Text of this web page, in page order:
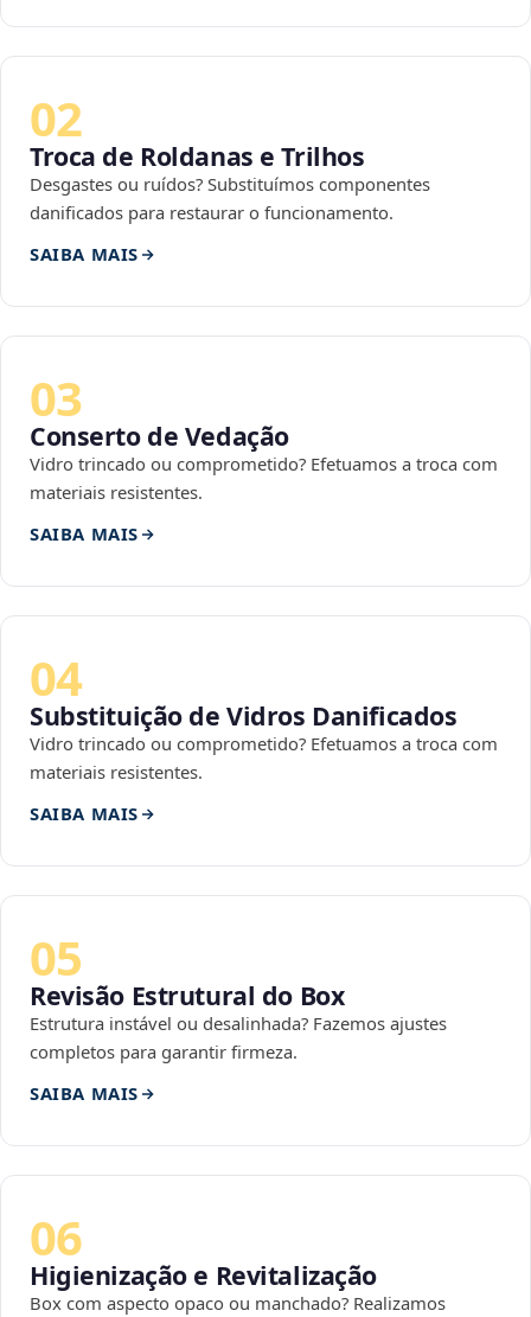
02
Troca de Roldanas e Trilhos
Desgastes ou ruídos? Substituímos componentes
danificados para restaurar o funcionamento.
SAIBA MAIS
03
Conserto de Vedação
Vidro trincado ou comprometido? Efetuamos a troca com
materiais resistentes.
SAIBA MAIS
04
Substituição de Vidros Danificados
Vidro trincado ou comprometido? Efetuamos a troca com
materiais resistentes.
SAIBA MAIS
05
Revisão Estrutural do Box
Estrutura instável ou desalinhada? Fazemos ajustes
completos para garantir firmeza.
SAIBA MAIS
06
Higienização e Revitalização
Box com aspecto opaco ou manchado? Realizamos